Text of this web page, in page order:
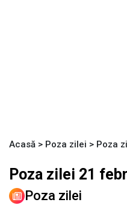
Acasă > Poza zilei > Poza
Poza zilei 21
Poza zilei